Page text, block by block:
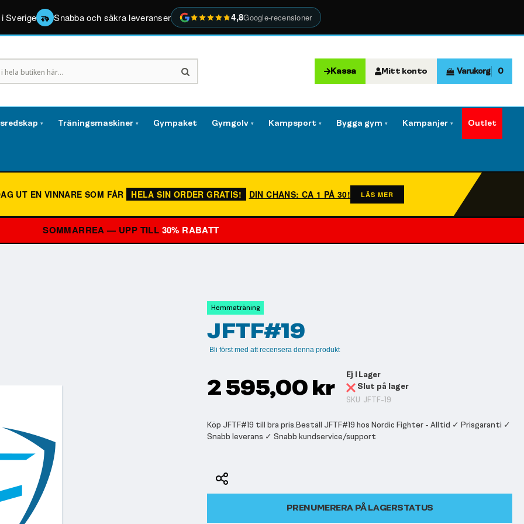
Sverige Snabba och säkra leveranser 4,8Google-recensioner
Kassa Mitt konto Varukorg 0
▾ Träningsmaskiner ▾ Gympaket Gymgolv ▾ Kampsport ▾ Bygga gym ▾ Kampanjer ▾ Outlet
UT EN VINNARE SOM FÅR HELA SIN ORDER GRATIS! DIN CHANS: CA 1 PÅ 30! LÄS MER
SOMMARREA — UPP TILL 30% RABATT
Hemmaträning
JFTF#19
Bli först med att recensera denna produkt
2 595,00 kr
Ej I Lager
Slut på lager
SKU JFTF-19
Köp JFTF#19 till bra pris.Beställ JFTF#19 hos Nordic Fighter - Alltid ✓ Prisgaranti ✓
Snabb leverans ✓ Snabb kundservice/support
PRENUMERERA PÅ LAGERSTATUS